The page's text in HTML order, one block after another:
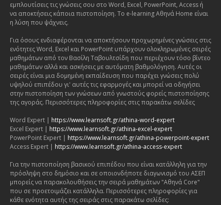
εμπλουτίσεις τις γνώσεις σου στο Word, Excel, PowerPoint, Access ή
να αποκτήσεις κάποια πιστοποίηση. Το e-learning Αθηνά Home είναι
η λύση που ψάχνεις.
Για όσους ενδιαφέρονται να αποκτήσουν προχωρημένες γνώσεις στις
ενότητες Word, Excel και PowerPoint υπάρχουν ολοκληρωμένες σειρές
μαθημάτων από τον Βασίλη Ταβουλτσίδη που περιέχουν τόσο βίντεο
μαθημάτων αλλά και ασκήσεις με αυτόματη βαθμολόγηση. Αυτές οι
σειρές είναι μια δομημένη εκπαίδευση που παρέχει γνώσεις πολύ
υψηλού επιπέδου γι' αυτές τις εφαρμογές και μπορεί να οδηγήσει
στην πιστοποίηση των γνώσεων από γνωστούς φορείς πιστοποίησης
της αγοράς. Περισσότερες πληροφορίες στις παρακάτω σελίδες
Word Expert | https://www.learnsoft.gr/athina-word-expert
Excel Expert | https://www.learnsoft.gr/athina-excel-expert
PowerPoint Expert | https://www.learnsoft.gr/athina-powerpoint-expert
Access Expert | https://www.learnsoft.gr/athina-access-expert
Για την πιστοποίηση βασικού επιπέδου που είναι κατάλληλη για την
πρόσληψη στο δημόσιο και σε οποιονδήποτε διαγωνισμό του ΑΣΕΠ
μπορείς να παρακολουθήσεις την σειρά μαθημάτων "Αθηνά Core"
που σε προετοιμάζει κατάλληλα. Περισσότερες πληροφορίες για
κάθε ενότητα αυτής της σειράς στις παρακάτω σελίδες: